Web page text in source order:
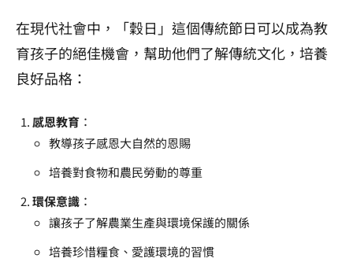
在現代社會中，「穀日」這個傳統節日可以成為教
育孩子的絕佳機會，幫助他們了解傳統文化，培養
良好品格：
感恩教育 ：
教導孩子感恩大自然的恩賜
培養對食物和農民勞動的尊重
環保意識 ：
讓孩子了解農業生產與環境保護的關係
培養珍惜糧食、愛護環境的習慣